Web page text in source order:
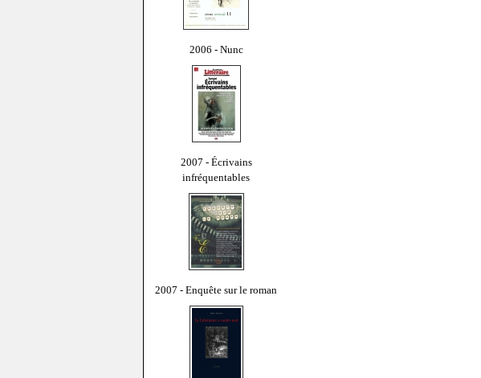
2006 - Nunc
2007 - Écrivains
infréquentables
2007 - Enquête sur le roman